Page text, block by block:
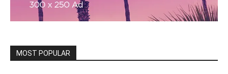
MOST POPULAR